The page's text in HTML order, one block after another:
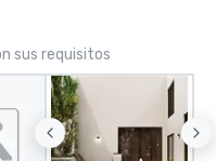
We’re proud to be
Cvent Top Vendor,
professionals for our
flexibility, and reliable
sus requisitos